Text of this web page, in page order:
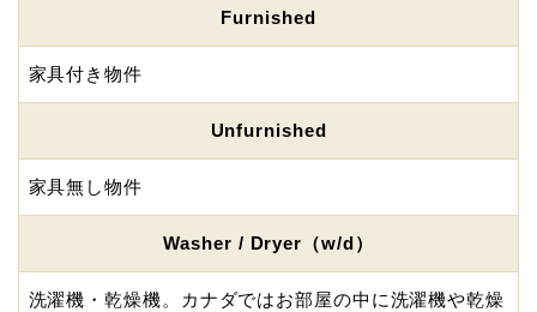
Furnished
家具付き物件
Unfurnished
家具無し物件
Washer / Dryer（w/d）
洗濯機・乾燥機。カナダではお部屋の中に洗濯機や乾燥